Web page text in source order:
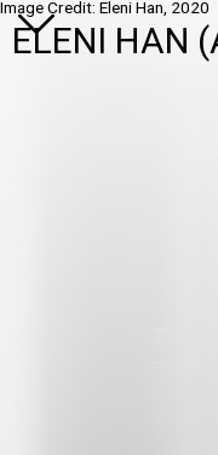
Image Credit: Eleni Han, 2020
ELENI HAN